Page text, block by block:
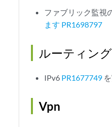
ファブリック監視
ます PR1698797
ルーティン
IPv6 PR1677749
Vpn